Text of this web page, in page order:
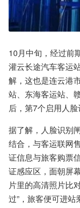
10月中旬，经过前
灌云长途汽车客运
解，这也是连云港
站、东海客运站、
后，第7个启用人脸
据了解，人脸识别
结合，与客运联网
证信息与旅客购票
证感应区，面朝屏
片里的高清照片比
过”，旅客便可进站